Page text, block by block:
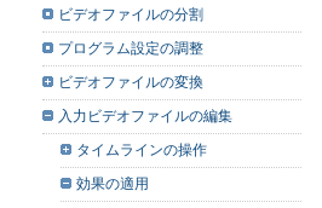
ビデオファイルの分割
プログラム設定の調整
ビデオファイルの変換
入力ビデオファイルの編集
タイムラインの操作
効果の適用